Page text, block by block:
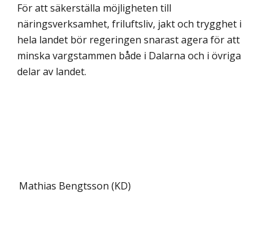
För att säkerställa möjligheten till
näringsverksamhet, friluftsliv, jakt och trygghet i
hela landet bör regeringen snarast agera för att
minska vargstammen både i Dalarna och i övriga
delar av landet.
Mathias Bengtsson (KD)